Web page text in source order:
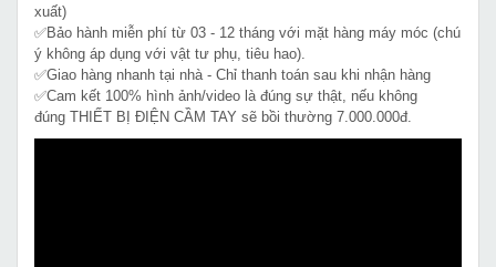
xuất)
✅Bảo hành miễn phí từ 03 - 12 tháng với mặt hàng máy móc (chú
ý không áp dụng với vật tư phụ, tiêu hao).
✅Giao hàng nhanh tại nhà - Chỉ thanh toán sau khi nhận hàng
✅Cam kết 100% hình ảnh/video là đúng sự thật, nếu không
đúng THIẾT BỊ ĐIỆN CẦM TAY sẽ bồi thường 7.000.000đ.